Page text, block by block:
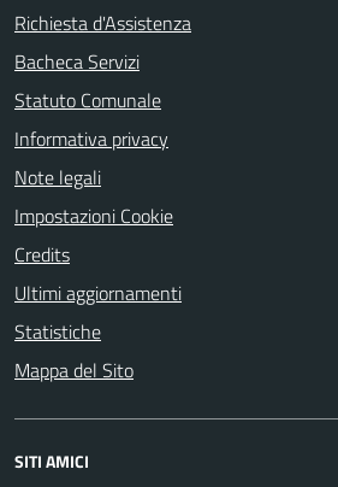
Richiesta d'Assistenza
Bacheca Servizi
Statuto Comunale
Informativa privacy
Note legali
Impostazioni Cookie
Credits
Ultimi aggiornamenti
Statistiche
Mappa del Sito
SITI AMICI